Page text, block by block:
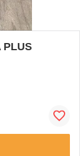
PLUS